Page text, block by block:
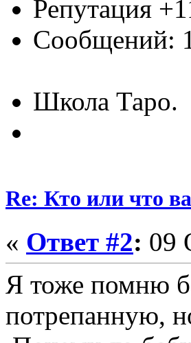
Репутация
Сообщений:
Школа Таро.
Re: Кто или что
« Ответ #2: 09
Я тоже помню
потрепанную,